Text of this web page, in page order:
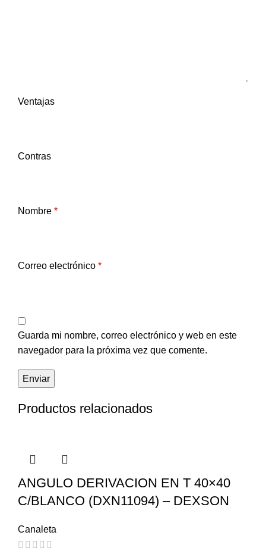
Ventajas
Contras
Nombre *
Correo electrónico *
Guarda mi nombre, correo electrónico y web en este
navegador para la próxima vez que comente.
Productos relacionados
ANGULO DERIVACION EN T 40×40
C/BLANCO (DXN11094) – DEXSON
Canaleta